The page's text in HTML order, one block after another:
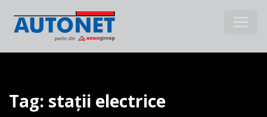
Tag: stații electrice